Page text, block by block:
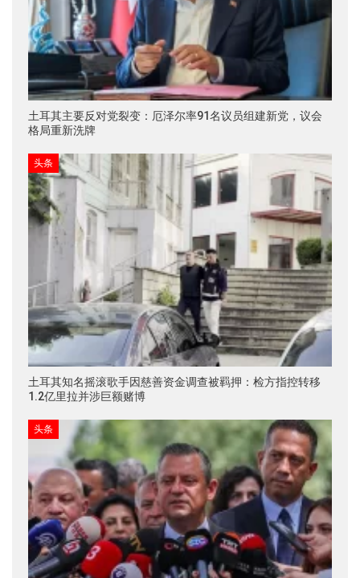
土耳其主要反对党裂变：厄泽尔率91名议员组建新党，议会
格局重新洗牌
头条
土耳其知名摇滚歌手因慈善资金调查被羁押：检方指控转移
1.2亿里拉并涉巨额赌博
头条